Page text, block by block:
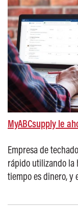
MyABCsupply le
Empresa de
rápido utilizando la
tiempo es dinero, y